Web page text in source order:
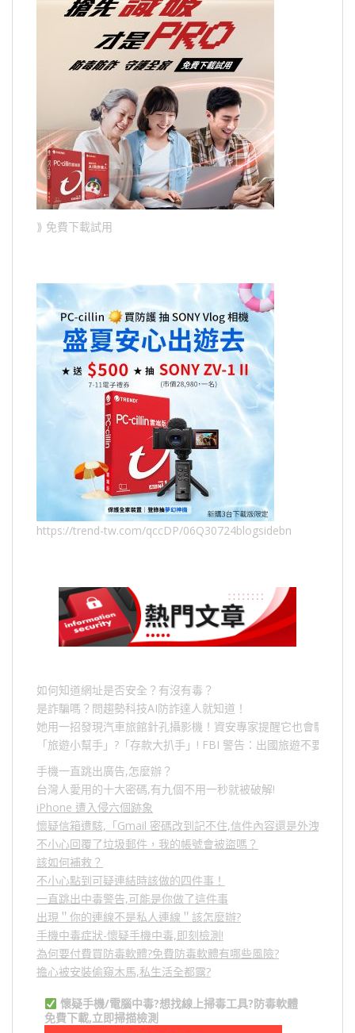
⟫ 免費下載試用
https://trend-tw.com/qccDP/06Q30724blogsidebn
如何知道網址是否安全？有沒有毒？
是詐騙嗎？問趨勢科技AI防詐達人就知道！
她用一招發現汽車旅館針孔攝影機！資安專家提醒它也會駭人成
「旅遊小幫手」 ? 「存款大扒手」 ! FBI 警告：出國旅遊不要做的
手機一直跳出廣告,怎麼辦？
台灣人愛用的十大密碼,有九個不用一秒就被破解!
iPhone 遭入侵六個跡象
懷疑信箱遭駭,「Gmail 密碼改到記不住,信件內容還是外洩？」,
不小心回覆了垃圾郵件，我的帳號會被盜嗎？
該如何補救？
不小心點到可疑連結時該做的四件事！
一直跳出中毒警告,可能是你做了這件事
出現＂你的連線不是私人連線＂該怎麼辦?
手機中毒症狀-懷疑手機中毒,即刻檢測!
為何要付費買防毒軟體?免費防毒軟體有哪些風險?
擔心被安裝偷窺木馬,私生活全都露?
懷疑手機/電腦中毒?想找線上掃毒工具?防毒軟體
免費下載,立即掃描檢測